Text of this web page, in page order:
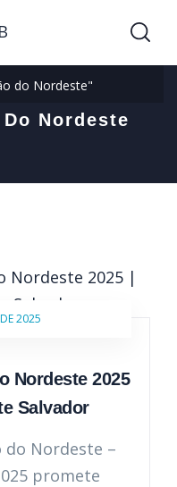
do Nordeste"
Nordeste
2025
Nordeste 2025
Salvador
do Nordeste –
promete